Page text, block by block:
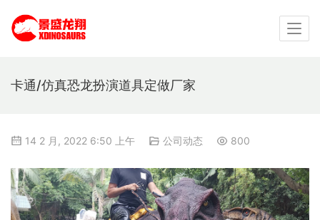
卡通/仿真恐龙扮演道具定做厂家
14 2 月, 2022 6:50 上午 公司动态 800